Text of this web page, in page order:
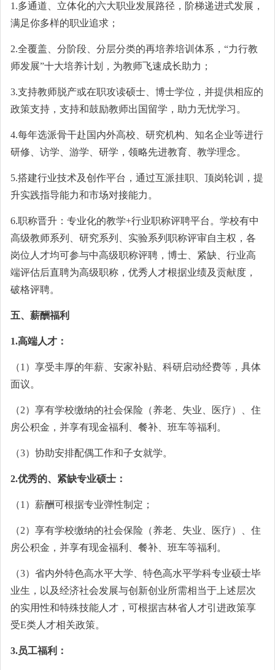
1.多通道、立体化的六大职业发展路径，阶梯递进式发展，
满足你多样的职业追求；
2.全覆盖、分阶段、分层分类的再培养培训体系，“力行教
师发展”十大培养计划，为教师飞速成长助力；
3.支持教师脱产或在职攻读硕士、博士学位，并提供相应的
政策支持，支持和鼓励教师出国留学，助力无忧学习。
4.每年选派骨干赴国内外高校、研究机构、知名企业等进行
研修、访学、游学、研学，领略先进教育、教学理念。
5.搭建行业技术及创作平台，通过互派挂职、顶岗轮训，提
升实践指导能力和市场对接能力。
6.职称晋升：专业化的教学+行业职称评聘平台。学校有中
高级教师系列、研究系列、实验系列职称评审自主权，各
岗位人才均可参与中高级职称评聘，博士、紧缺、行业高
端评估后直聘为高级职称，优秀人才根据业绩及贡献度，
破格评聘。
五、薪酬福利
1.高端人才：
（1）享受丰厚的年薪、安家补贴、科研启动经费等，具体
面议。
（2）享有学校缴纳的社会保险（养老、失业、医疗）、住
房公积金，并享有现金福利、餐补、班车等福利。
（3）协助安排配偶工作和子女就学。
2.优秀的、紧缺专业硕士：
（1）薪酬可根据专业弹性制定；
（2）享有学校缴纳的社会保险（养老、失业、医疗）、住
房公积金，并享有现金福利、餐补、班车等福利。
（3）省内外特色高水平大学、特色高水平学科专业硕士毕
业生，以及经济社会发展与创新创业所需相当于上述层次
的实用性和特殊技能人才，可根据吉林省人才引进政策享
受E类人才相关政策。
3.员工福利：